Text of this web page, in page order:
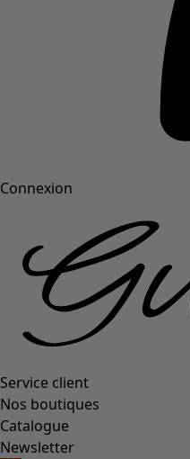
Connexion
Service client
Nos boutiques
Catalogue
Newsletter